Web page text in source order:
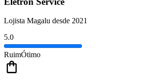
Lojista Magalu desde 2021
5.0
RuimÓtimo